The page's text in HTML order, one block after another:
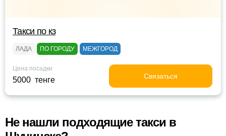
Такси по кз
ЛАДА ПО ГОРОДУ МЕЖГОРОД
Цена посадки
5000 тенге Связаться
Не нашли подходящие такси в